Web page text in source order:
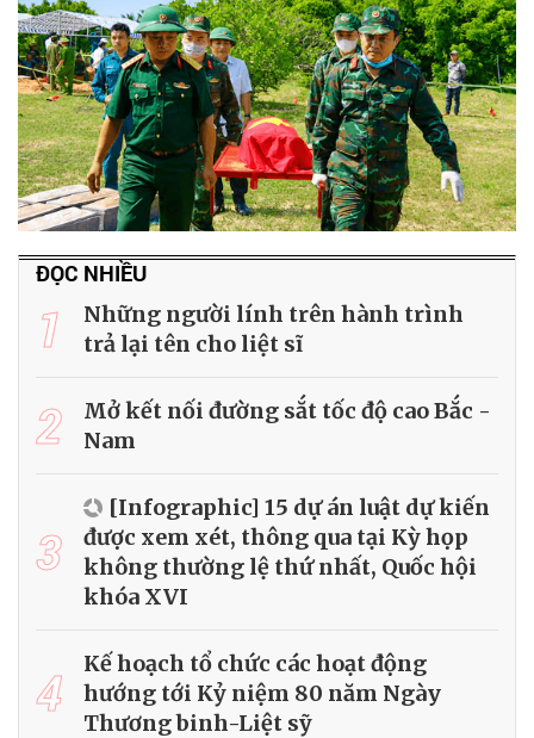
ĐỌC NHIỀU
1
Những người lính trên hành trình
trả lại tên cho liệt sĩ
2
Mở kết nối đường sắt tốc độ cao Bắc -
Nam
3
[Infographic] 15 dự án luật dự kiến
được xem xét, thông qua tại Kỳ họp
không thường lệ thứ nhất, Quốc hội
khóa XVI
4
Kế hoạch tổ chức các hoạt động
hướng tới Kỷ niệm 80 năm Ngày
Thương binh-Liệt sỹ